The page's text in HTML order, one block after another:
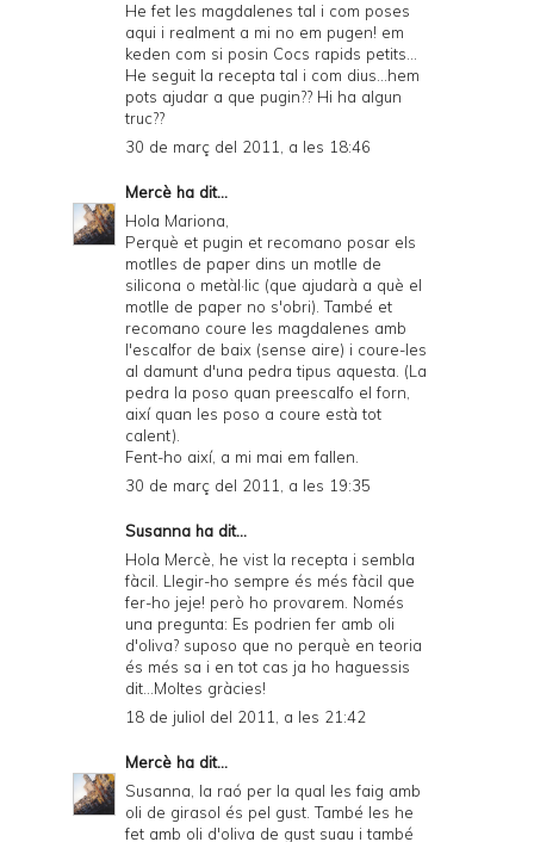
e
n
d
n
d
P
D
F
He fet les magdalenes tal i com poses
aqui i realment a mi no em pugen! em
keden com si posin Cocs rapids petits...
He seguit la recepta tal i com dius...hem
pots ajudar a que pugin?? Hi ha algun
truc??
30 de març del 2011, a les 18:46
Mercè ha dit...
Hola Mariona,
Perquè et pugin et recomano posar els
motlles de paper dins un motlle de
silicona o metàl·lic (que ajudarà a què el
motlle de paper no s'obri). També et
recomano coure les magdalenes amb
l'escalfor de baix (sense aire) i coure-les
al damunt d'una pedra tipus aquesta . (La
pedra la poso quan preescalfo el forn,
així quan les poso a coure està tot
calent).
Fent-ho així, a mi mai em fallen.
30 de març del 2011, a les 19:35
Susanna ha dit...
Hola Mercè, he vist la recepta i sembla
fàcil. Llegir-ho sempre és més fàcil que
fer-ho jeje! però ho provarem. Només
una pregunta: Es podrien fer amb oli
d'oliva? suposo que no perquè en teoria
és més sa i en tot cas ja ho haguessis
dit...Moltes gràcies!
18 de juliol del 2011, a les 21:42
Mercè ha dit...
Susanna, la raó per la qual les faig amb
oli de girasol és pel gust. També les he
fet amb oli d'oliva de gust suau i també